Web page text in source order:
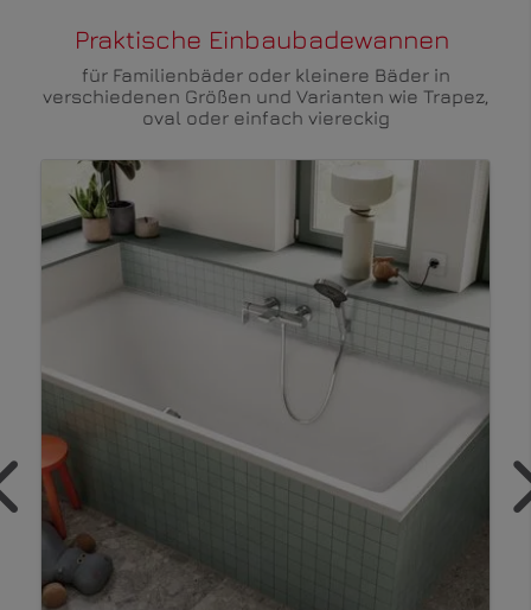
Praktische Einbaubadewannen
für Familienbäder oder kleinere Bäder in
verschiedenen Größen und Varianten wie Trapez,
oval oder einfach viereckig